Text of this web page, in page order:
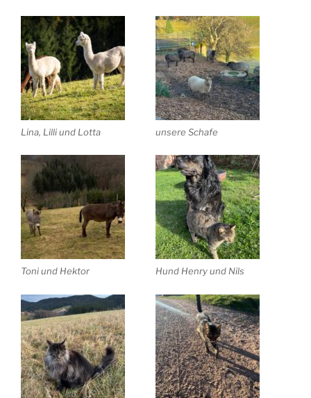
Lina, Lilli und Lotta unsere Schafe
Toni und Hektor Hund Henry und Nils